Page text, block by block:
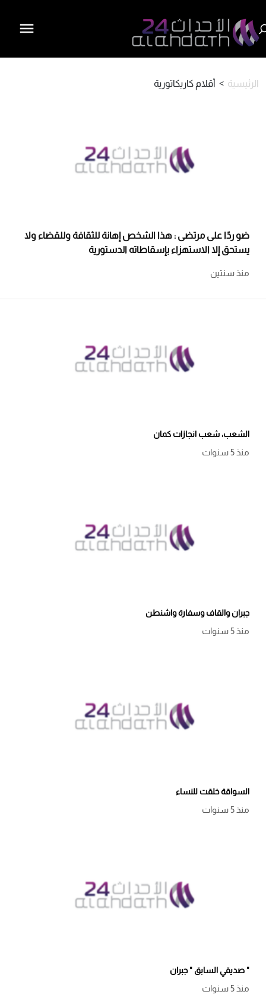
الرئيسية > أقلام كاريكاتورية
ضو ردًا على مرتضى : هذا الشخص إهانة للثقافة وللقضاء ولا
يستحق إلا الاستهزاء بإسقاطاته الدستورية
منذ سنتين
الشعب، شعب انجازات كمان
منذ 5 سنوات
جبران والقاف وسفارة واشنطن
منذ 5 سنوات
السواقة خلقت للنساء
منذ 5 سنوات
" صديقي السابق " جبران
منذ 5 سنوات